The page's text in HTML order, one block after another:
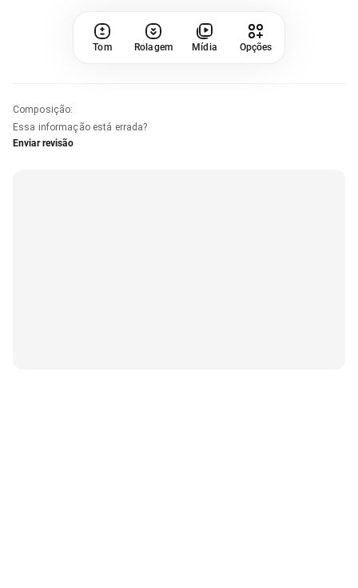
Tom Rolagem Mídia Opções
Composição:
Essa informação está errada?
Enviar revisão